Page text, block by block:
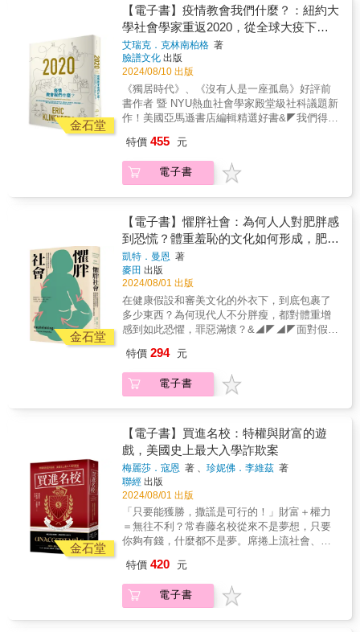
（Roland Barthes）著《單向度的人：發達工
業社會的意識型態研究》｜赫伯特．馬庫色
（Herbert Marcuse）著《愛因斯坦自選集：對
於這個世界，我這樣想》｜愛因斯坦（Albert
Einstein）著《現代生活的畫家：波特萊爾文
集》｜波特萊爾（Charles Baudelaire）著《學
做工：勞工子弟何以接繼父業？》｜保羅．威
利斯（Paul Willis）著《物體系》｜尚．布希亞
（Jean Baudrillard）《空間物種：一部空間使
用者的日誌》｜喬治．培瑞克（Georges
到凌遲酷刑，法國情色論大師巴塔耶分析「極
限、踰越」影像的顛峰之作》｜喬治．巴塔耶
（Georges Bataille）著《超現實主義宣言》｜
《區判：品味判斷的社會批判》｜皮耶．布赫
迪厄（Pierre Bourdieu）著
公共交通發達、人行設施完善、交通死亡屢創
新低。然而，日本也曾面臨漫長的交通黑暗
期，史稱「交通戰爭」時代。本書從日本走向
車本的歷史回顧及對車本社會的批判，以經濟
角度的實證資料指出車本社會的負面作用，反
思依賴車輛的社會問題，以及轉型後的現狀；
同時回應當代課題：新能源型態（電能車、燃
料電池車）以及新駕駛型態（自動駕駛）是否
課題？本書以經濟學面向的實證資料，指出汽
第一手經驗，扭轉台灣擁車數過高的現象，重
塑人車平衡。對於已經深陷車本牢籠的台灣社
會，本書提供了一個理解問題、積極改善的參
考，啟發我們思考如何打造人本交通，走向人
車共享共融的未來之道。各界專家學者、意見
領袖齊聲推薦王晉謙｜下一代人本交通促進會
理事長王婉諭｜時代力量黨主席江啟臣｜立法
院副院長余志祥｜台南市人本交通促進協會理
事長吳昆峯｜陽明交通大學運輸與物流管理學
系教授李超群｜彰化人本交通協會理事長林于
凱｜高雄市行人路權促進會理事長林月琴｜立
法委員林宗弘｜中央研究院社會學研究所研究
員苗博雅｜台北市議員許立民｜台大醫院創傷
醫學部主治醫師陳芳毓｜《天下雜誌》未來城
市頻道資深總監陳昭宏｜交通事故受害者、退
役交通警察陳昱芳｜交通事故受害者家屬張語
霖｜桃園市人本交通推動協會理事長彭揚凱｜
OURs都市改革組織秘書長楊盛安｜交通事故受
害者家屬趙怡翔｜台北市議員趙家麟｜中原大
學地景建築學系教授蔡亦強｜國土管理署都市
基礎工程組組長劉宏恩｜政治大學法學院副教
授蕭新煌｜總統府資政、中研院特聘研究員謝
旭昇｜中山大學公共事務研究所副教授謝銘鴻
｜台北市政府交通局局長簡立建｜前台灣外傷
醫學會理事長Ray｜臉書「台灣是個行人地獄」
版主（依姓氏筆畫排列）
奇，吉蘭．葉慈的經歷比你想得更離奇！二十
五歲時，她已經在英國住過二十多處居所，遇
過各式各樣的房東與租客。&◆ 住過不小心就
會摔下樓的汽車展覽廳◆ 房東冷處理整片都是
黴菌的牆壁，導致呼吸道感染◆ 租客面試堪比
百大企業面試◆ 幻想捕捉屋裡的黴菌製作成乳
酪獻給房東◆ 與室友瘋狂洗刷整間房子只為少
少的押金&hellip;&hellip;&即便大多租屋經驗都
不是太好，甚至可說是荒謬，但葉慈仍在漫長
的租屋時光裡，生動描繪面對居住品質低落的
光。雖然處處非家，卻能處處為家。&住進一間
又一間並不宜居的房子中，葉慈也揭露了住房
危機背後的問題：國家對社會住宅、弱勢與少
強制收回、鄰里不友善，甚至是整個社會的排
擠，可以透過參與居住權社團、結交鄰居朋
友、試圖營造一個「家」等方式因應。&這本書
寫給正在尋找下一個住所的你、曾對租屋有過
複雜感受的你，也寫給渴望有個家的你。&🏡溫
馨推薦居住脆弱是歷史攸久的全球化運動，畢
竟惡劣租屋條件總伴隨就業機會與醫療資源的
不平等，是讓人愈活愈糟的那一種。台灣也有
的宿命迴圈，難道只能望著無家者慶幸尚有一
呢？」莫急，本書已經給了我們如何爭取更好
未來的一線希望。──洪敬舒 台灣勞工陣線研
究部主任&作者以租賃各種公營、私有住宅的豐
富經驗，寫出了她個人的居住生命史，同時也
回顧了英國住宅政策與民間居住運動，有個人
家庭情感的微觀審視，也有對英國住宅政策的
巨觀批判。台灣長期住宅高度商品化，不強調
居住人權，本書提供深刻對照反思。──張烽
益 台灣勞動與社會政策研究協會執行長&本書
作者以「房子與遷徙」作為生命經驗的軸線，
向讀者展開了一段面對居住不安穩的故事。透
過作者細膩的筆調，「房子」不再只是紙面上
的住所，而是揉合了空間、社群與獨特生命經
驗的「家」。在這本書中，讀者可以看到政
策、文化與行動之間的關係，以及在冰冷的時
代浪潮仍團結努力的微光。台灣與英國制度雖
金石堂
【電子書】疫情教會我們什麼？：紐約大
學社會學家重返2020，從全球大疫下教
育現場、弱勢社區、基層民代、實體小商
家⋯⋯探索人類社群的凝聚契機，以及社
會發展的新方向
艾瑞克．克林南柏格 著
臉譜文化 出版
2024/08/10 出版
《獨居時代》、《沒有人是一座孤島》好評前
書作者 暨 NYU熱血社會學家殿堂級社科議題新
作！美國亞馬遜書店編輯精選好書&◤我們得打
題。◢&&┤盛讚推薦├ 林子倫｜未來地球中華
民國委員會委員林宗弘｜中央研究院社會學研
究所研究員林文源｜國立清華大學通識教育中
教授陳端容｜美國哥倫比亞大學社會學博士、
國立臺灣大學公共衛生學院健康行為與社區科
學研究所教授陳嘉新｜國立陽明交通大學科技
與社會研究所教授&❏為什麼2020年，包含臺灣
在內的一些政府能建立起官方、科學界、人民
之間的信任，卻有其他國家走上截然不同的道
路？❏為何在某些地方，「口罩」會是文化、
政治、肢體衝突的爭端，而在其他地區卻未受
到太多反對及爭議，反而廣為民眾所接受？❏
是什麼讓社群在災害中凝聚？什麼導致分崩離
運共同體的人民該如何幫助彼此安然生存？&我
們得探究病毒學，才能理解導致致命COVID-19
疫情的新型冠狀病毒：嚴重急性呼吸道症候群
以某些經濟紓困政策比其他舉措還要有效。至
於「社會」因素，則在決定誰生、誰死、誰享
豐饒、誰得挨餓、誰會身心俱疲、誰能找到新
的力量等各個層面上扮演了關鍵角色。如果
說，百年大疫諸多的統計數字讓人對這種大規
模死亡日漸無感，也許換個角度，挖掘比數字
更為深刻的故事與市井生命經驗，我們得以將
社會的全貌與進步方向看得清晰一些。&本書作
20年來的研究工作中，持續探討重大危機為社
會帶來的啟示。2020年，克林南柏格居住的紐
約恰好就是全球疫病大流行的致命熱點，紐約
在當時一度進入「暫停」狀態。他利用疫情之
初這段時間仔細觀察「大蘋果」的曼哈頓、布
特價 455 元
電子書
金石堂
【電子書】懼胖社會：為何人人對肥胖感
到恐慌？體重羞恥的文化如何形成，肥胖
歧視如何與各種歧視交織並形成壓迫
凱特．曼恩 著
麥田 出版
2024/08/01 出版
在健康假設和審美文化的外衣下，到底包裹了
多少東西？為何現代人不分胖瘦，都對體重增
感到如此恐懼，罪惡滿懷？&◢◤◢◤面對假
*，肥胖不是醫療議題，是關乎正義的社會議題
◢◤◢◤&&&★★★★《不只是厭女》《厭女
的資格》作者凱特‧曼恩最新力作★★★★&▼
經常認為肥胖兒童有學業上的挑戰，卻忽略嘲
笑、霸凌等造成拒學的社交影響。▼職場上，
其餘條件相同時，肥胖求職者較難獲得僱用。
肥胖女性受到的工資懲罰高於肥胖男性。▼社
會面，肥胖者背負耗費公共醫療資源的汙名，
與此同時，吸菸、酗酒或熬夜則只被視為個人
行為。▼醫療上，肥胖病患較容易因假設病況
「減重就會改善」，而延遲醫療或遭到誤診。
▼司法上，肥胖女性不會遭到性侵的迷思和隱
形歧視，可能使加害人被輕判。&&肥胖如何從
性格、乃至道德上的判斷依據？
◇◇◇◇◇◇◇◇◇◇◇◇◇◇◇◇◇◇◇◇&&
曼恩因兩本前作成為廣受注目的女性主義新
特價 294 元
電子書
金石堂
【電子書】買進名校：特權與財富的遊
戲，美國史上最大入學詐欺案
梅麗莎．寇恩 著 、珍妮佛．李維茲 著
聯經 出版
2024/08/01 出版
「只要能獲勝，撒謊是可行的！」財富＋權力
＝無往不利？常春藤名校從來不是夢想，只要
你夠有錢，什麼都不是夢。席捲上流社會、衝
人，最大宗的升學舞弊案。人生勝利組的財富
致勝方程式2019年5月，美國聯邦檢察官公布一
起震盪社會的詐欺案。這起「最大的大學入學
特價 420 元
電子書